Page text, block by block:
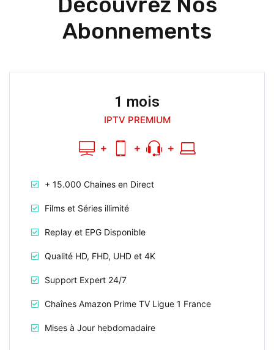
Abonnements
1 mois
IPTV PREMIUM
+ 15.000 Chaines en Direct
Films et Séries illimité
Replay et EPG Disponible
Qualité HD, FHD, UHD et 4K
Support Expert 24/7
Chaînes Amazon Prime TV Ligue 1 France
Mises à Jour hebdomadaire